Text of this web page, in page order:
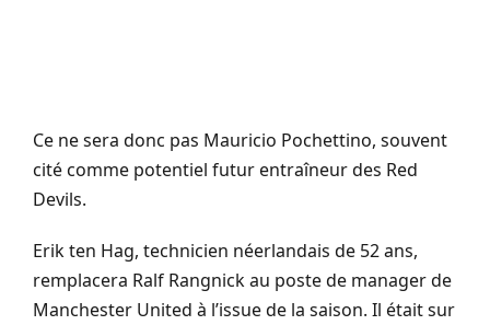
Ce ne sera donc pas Mauricio Pochettino, souvent
cité comme potentiel futur entraîneur des Red
Devils.
Erik ten Hag, technicien néerlandais de 52 ans,
remplacera Ralf Rangnick au poste de manager de
Manchester United à l’issue de la saison. Il était sur